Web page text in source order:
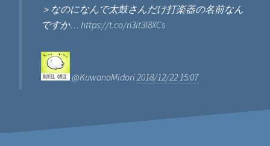
＞なのになんで太鼓さんだけ打楽器の名前なん
ですか… https://t.co/n3it3I8XCs
@KuwanoMidori 2018/12/22 15:07